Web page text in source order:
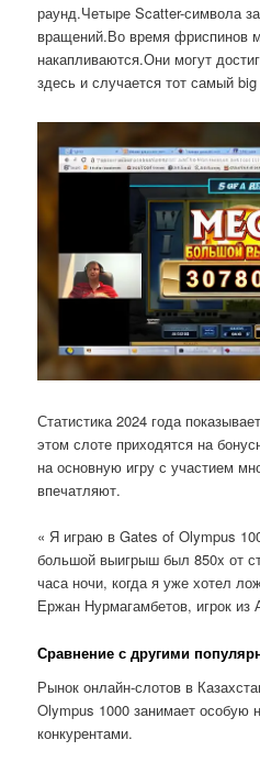
раунд.Четыре Scatter-символа
вращений.Во время фриспинов
накапливаются.Они могут
здесь и случается тот самый
Статистика 2024 года
этом слоте приходятся на
на основную игру с участием
впечатляют.
« Я играю в Gates of Olympus
большой выигрыш был 850x от
часа ночи, когда я уже хотел
Ержан Нурмагамбетов, игрок из
Сравнение с другими
Рынок онлайн-слотов в
Olympus 1000 занимает особую
конкурентами.